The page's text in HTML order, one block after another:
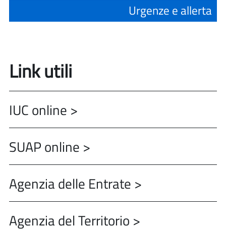
Urgenze e allerta
Link utili
IUC online >
SUAP online >
Agenzia delle Entrate >
Agenzia del Territorio >